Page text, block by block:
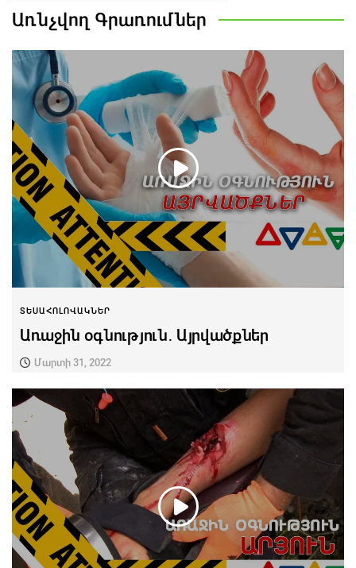
Առնչվող Գրառումներ
ՏԵՍԱՀՈԼՈՎԱԿՆԵՐ
Առաջին օգնություն․ Այրվածքներ
Մարտի 31, 2022